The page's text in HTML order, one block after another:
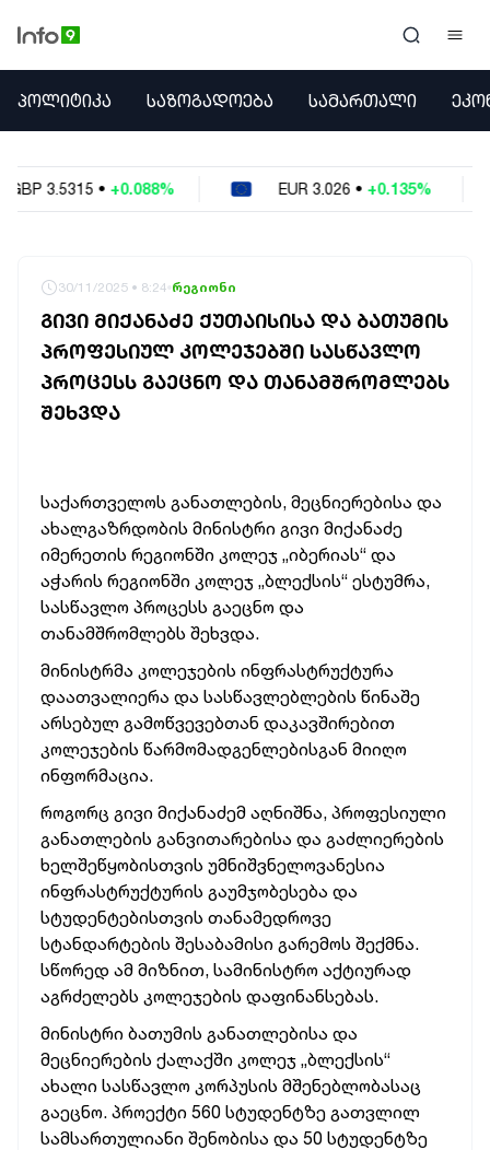
ᲞᲝᲚᲘᲢᲘᲙᲐ
ᲔᲙᲝᲜᲝᲛᲘᲙᲐ
ᲣᲪᲮᲝᲔᲗᲘ
ᲐᲛᲘᲜᲓᲘ
ᲡᲐᲛᲮᲔᲓᲠᲝ
ᲠᲔᲒᲘᲝᲜᲘ
ᲞᲝᲚᲘᲢᲘᲙᲐ ᲡᲐᲖᲝᲒᲐᲓᲝᲔᲑᲐ ᲡᲐᲛᲐᲠᲗᲐᲚᲘ
EUR 3.026 +0.135% USD
30/11/2025 • 8:24 რეგიონი
ᲒᲘᲕᲘ ᲛᲘᲥᲐᲜᲐᲫᲔ ᲥᲣᲗᲐᲘᲡᲘᲡᲐ ᲓᲐ ᲑᲐᲗᲣᲛᲘᲡ
ᲞᲠᲝᲤᲔᲡᲘᲣᲚ ᲙᲝᲚᲔᲯᲔᲑᲨᲘ ᲡᲐᲡᲬᲐᲕᲚᲝ
ᲞᲠᲝᲪᲔᲡᲡ ᲒᲐᲔᲪᲜᲝ ᲓᲐ ᲗᲐᲜᲐᲛᲨᲠᲝᲛᲚᲔᲑᲡ
ᲨᲔᲮᲕᲓᲐ
საქართველოს განათლების, მეცნიერებისა და
ახალგაზრდობის მინისტრი გივი მიქანაძე
იმერეთის რეგიონში კოლეჯ „იბერიას“ და
აჭარის რეგიონში კოლეჯ „ბლექსის“ ესტუმრა,
სასწავლო პროცესს გაეცნო და
თანამშრომლებს შეხვდა.
მინისტრმა კოლეჯების ინფრასტრუქტურა
დაათვალიერა და სასწავლებლების წინაშე
არსებულ გამოწვევებთან დაკავშირებით
კოლეჯების წარმომადგენლებისგან მიიღო
ინფორმაცია.
როგორც გივი მიქანაძემ აღნიშნა, პროფესიული
განათლების განვითარებისა და გაძლიერების
ხელშეწყობისთვის უმნიშვნელოვანესია
ინფრასტრუქტურის გაუმჯობესება და
სტუდენტებისთვის თანამედროვე
სტანდარტების შესაბამისი გარემოს შექმნა.
სწორედ ამ მიზნით, სამინისტრო აქტიურად
აგრძელებს კოლეჯების დაფინანსებას.
მინისტრი ბათუმის განათლებისა და
მეცნიერების ქალაქში კოლეჯ „ბლექსის“
ახალი სასწავლო კორპუსის მშენებლობასაც
გაეცნო. პროექტი 560 სტუდენტზე გათვლილ
სამსართულიანი შენობისა და 50 სტუდენტზე